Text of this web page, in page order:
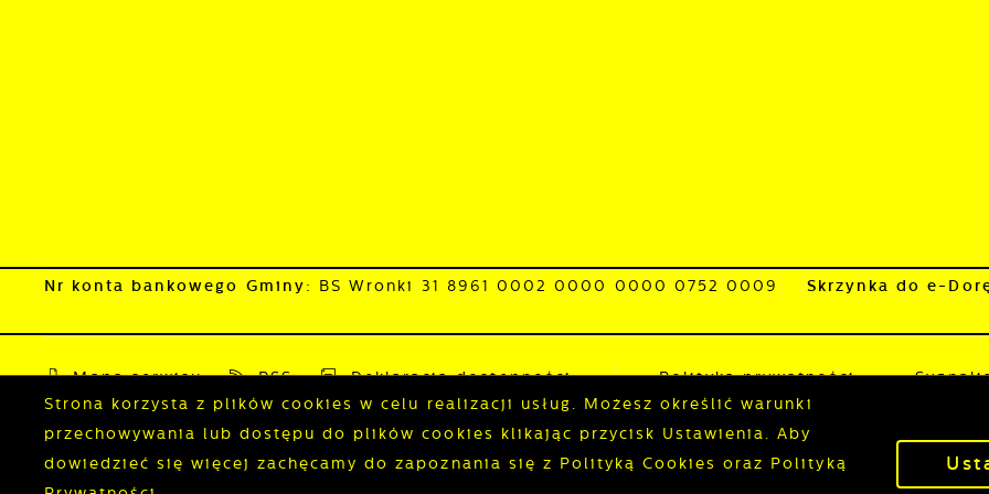
Nr konta bankowego Gminy: BS Wronki 31 8961 0002 0000 0000 0752 0009 Skrzynka do e-
Mapa serwisu RSS Deklaracja dostępności Polityka prywatności
Copyright by wronki.pl
Strona korzysta z plików cookies w celu realizacji usług. Możesz określić warunki
przechowywania lub dostępu do plików cookies klikając przycisk Ustawienia. Aby
dowiedzieć się więcej zachęcamy do zapoznania się z Polityką Cookies oraz Polityką